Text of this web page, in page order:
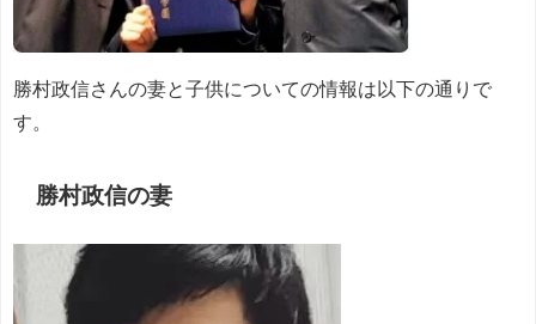
勝村政信さんの妻と子供についての情報は以下の通りで
す。
勝村政信の妻